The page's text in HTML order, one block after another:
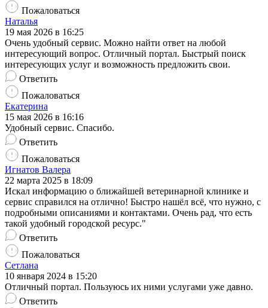
Пожаловаться
Наталья
19 мая 2026 в 16:25
Очень удобный сервис. Можно найти ответ на любой
интересующий вопрос. Отличный портал. Быстрый поиск
интересующих услуг и возможность предложить свои.
Ответить
Пожаловаться
Екатерина
15 мая 2026 в 16:16
Удобный сервис. Спасибо.
Ответить
Пожаловаться
Игнатов Валера
22 марта 2025 в 18:09
Искал информацию о ближайшей ветеринарной клинике и
сервис справился на отлично! Быстро нашёл всё, что нужно, с
подробными описаниями и контактами. Очень рад, что есть
такой удобный городской ресурс."
Ответить
Пожаловаться
Сетлана
10 января 2024 в 15:20
Отличный портал. Пользуюсь их ними услугами уже давно.
Ответить